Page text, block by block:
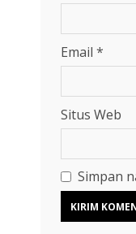
Email *
Situs Web
Simpan